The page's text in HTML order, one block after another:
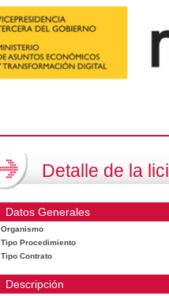
Detalle de la
Datos Generales
Organismo
Tipo Procedimiento
Tipo Contrato
Descripción